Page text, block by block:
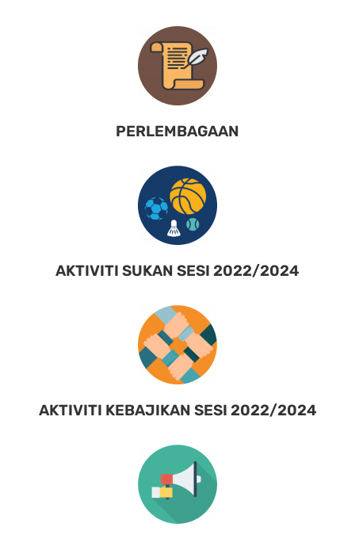
PERLEMBAGAAN
AKTIVITI SUKAN SESI 2022/2024
AKTIVITI KEBAJIKAN SESI 2022/2024